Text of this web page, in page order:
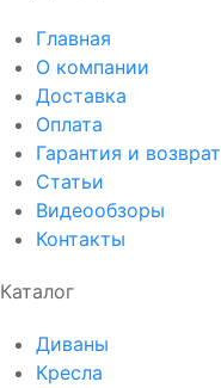
Главная
О компании
Доставка
Оплата
Гарантия и возврат
Статьи
Видеообзоры
Контакты
Каталог
Диваны
Кресла